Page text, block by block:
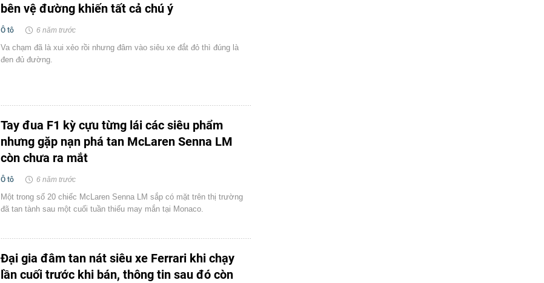
bên vệ đường khiến tất cả chú ý
Ô tô 6 năm trước
Va chạm đã là xui xẻo rồi nhưng đâm vào siêu xe đắt đỏ thì đúng là
đen đủ đường.
Tay đua F1 kỳ cựu từng lái các siêu phẩm
nhưng gặp nạn phá tan McLaren Senna LM
còn chưa ra mắt
Ô tô 6 năm trước
Một trong số 20 chiếc McLaren Senna LM sắp có mặt trên thị trường
đã tan tành sau một cuối tuần thiếu may mắn tại Monaco.
Đại gia đâm tan nát siêu xe Ferrari khi chạy
lần cuối trước khi bán, thông tin sau đó còn